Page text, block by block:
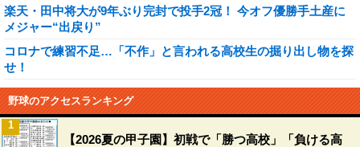
楽天・田中将大が9年ぶり完封で投手2冠！ 今オフ優勝手土産に
メジャー“出戻り”
コロナで練習不足…「不作」と言われる高校生の掘り出し物を探
せ！
野球のアクセスランキング
【2026夏の甲子園】初戦で「勝つ高校」「負ける高
1